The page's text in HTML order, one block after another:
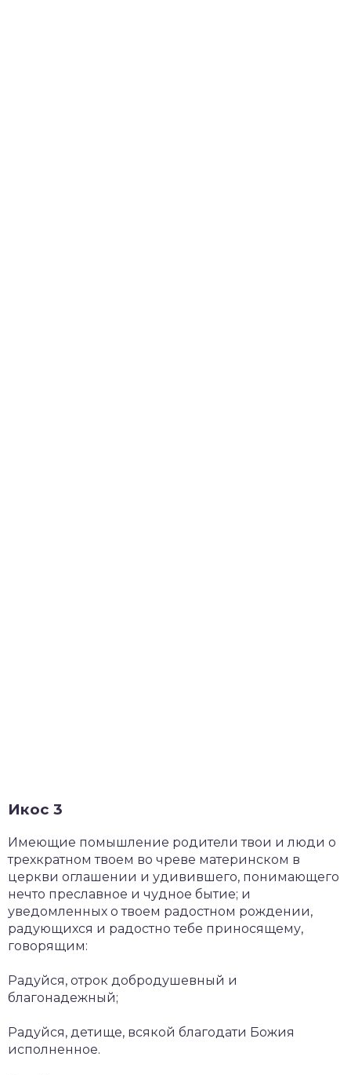
Икос 3
Имеющие помышление родители твои и люди о
трехкратном твоем во чреве материнском в
церкви оглашении и удивившего, понимающего
нечто преславное и чудное бытие; и
уведомленных о твоем радостном рождении,
радующихся и радостно тебе приносящему,
говорящим:
Радуйся, отрок добродушевный и
благонадежный;
Радуйся, детище, всякой благодати Божия
исполненное.